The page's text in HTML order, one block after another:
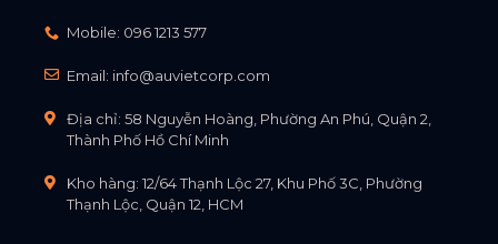
Mobile: 096 1213 577
Email: info@auvietcorp.com
Địa chỉ: 58 Nguyễn Hoàng, Phường An Phú, Quận 2,
Thành Phố Hồ Chí Minh
Kho hàng: 12/64 Thạnh Lộc 27, Khu Phố 3C, Phường
Thạnh Lộc, Quận 12, HCM